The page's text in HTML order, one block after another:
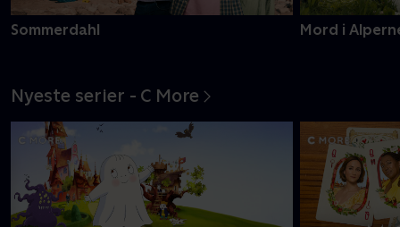
Sommerdahl Mord i
Nyeste serier - C More